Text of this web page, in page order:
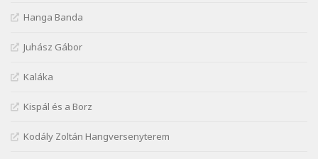
Szélkiáltó
Márai Sándor: A fehér erdő
Szélkiáltó
Márai Sándor: A világ füst
Márai Sándor: Ámen
Hanga Banda
Juhász Gábor
Kaláka
Kispál és a Borz
Kodály Zoltán Hangversenyterem